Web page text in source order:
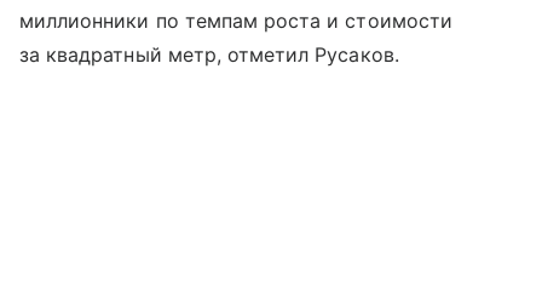
миллионники по темпам роста и стоимости
за квадратный метр, отметил Русаков.